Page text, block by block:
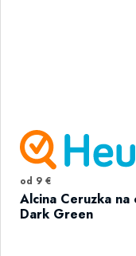
od 9 €
Alcina Ceruzka
Dark Green